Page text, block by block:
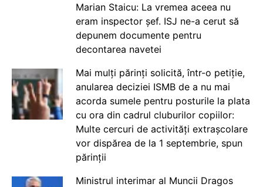
Marian Staicu: La vremea aceea nu
eram inspector șef. ISJ ne-a cerut să
depunem documente pentru
decontarea navetei
Mai mulți părinți solicită, într-o petiție,
anularea deciziei ISMB de a nu mai
acorda sumele pentru posturile la plata
cu ora din cadrul cluburilor copiilor:
Multe cercuri de activități extrașcolare
vor dispărea de la 1 septembrie, spun
părinții
Ministrul interimar al Muncii Dragos